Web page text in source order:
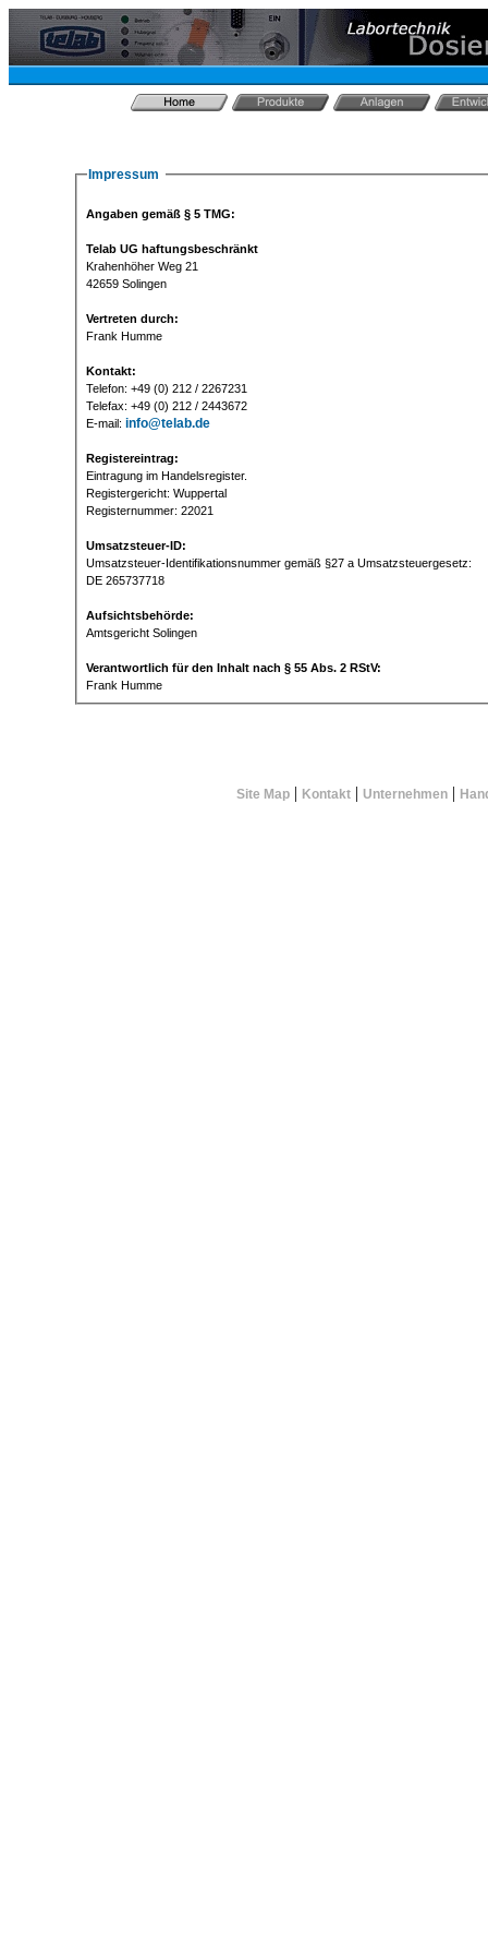
Impressum
Angaben gemäß § 5 TMG:
Telab UG haftungsbeschränkt
Krahenhöher Weg 21
42659 Solingen
Vertreten durch:
Frank Humme
Kontakt:
Telefon: +49 (0) 212 / 2267231
Telefax: +49 (0) 212 / 2443672
E-mail:info@telab.de
Registereintrag:
Eintragung im Handelsregister.
Registergericht: Wuppertal
Registernummer: 22021
Umsatzsteuer-ID:
Umsatzsteuer-Identifikationsnummer gemäß §27 a Umsatzsteuergesetz:
DE 265737718
Aufsichtsbehörde:
Amtsgericht Solingen
Verantwortlich für den Inhalt nach § 55 Abs. 2 RStV:
Frank Humme
Site Map | Kontakt | Unternehmen |